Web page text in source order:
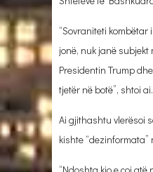
“Sovraniteti
jonë, nuk janë subjekt
Presidentin Trump
tjetër në botë”, shtoi ai.
Ai gjithashtu vlerësoi
kishte